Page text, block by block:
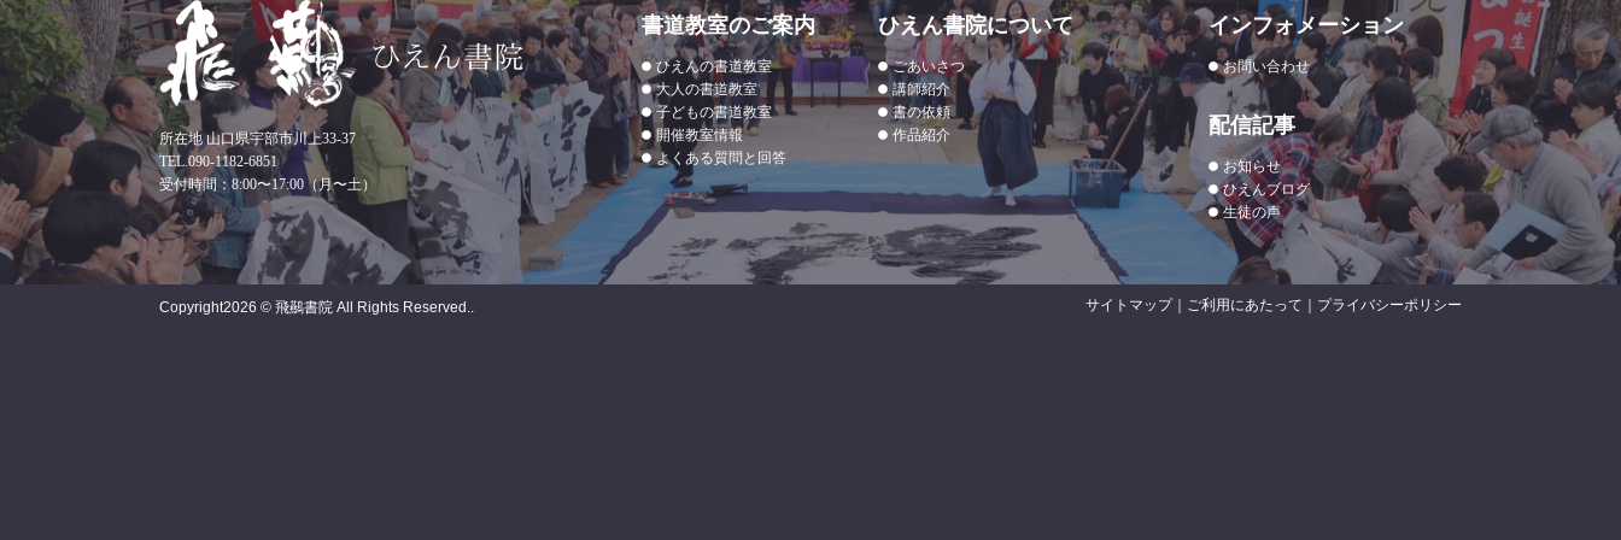
所在地 山口県宇部市川上33-37
TEL.090-1182-6851
受付時間：8:00〜17:00（月〜土）
書道教室のご案内
ひえんの書道教室
大人の書道教室
子どもの書道教室
開催教室情報
よくある質問と回答
ひえん書院について
ごあいさつ
講師紹介
書の依頼
作品紹介
インフォメーション
お問い合わせ
配信記事
お知らせ
ひえんブログ
生徒の声
Copyright2026 © 飛䴏書院 All Rights Reserved.. サイトマップ｜ ご利用にあたって プライバシーポリシー